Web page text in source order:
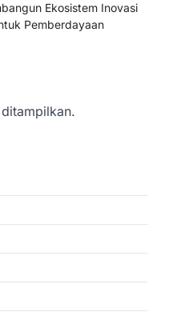
Ekosistem Inovasi
Pemberdayaan